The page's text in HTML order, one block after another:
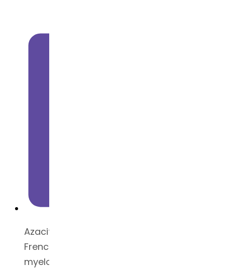
Azacitidine is used to treat patients with
French-American-British (FAB)
myelodysplastic syndrome (bone marrow